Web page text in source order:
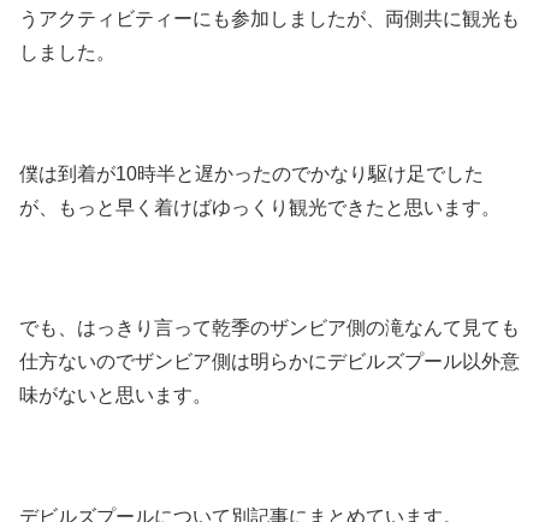
うアクティビティーにも参加しましたが、両側共に観光も
しました。
僕は到着が10時半と遅かったのでかなり駆け足でした
が、もっと早く着けばゆっくり観光できたと思います。
でも、はっきり言って乾季のザンビア側の滝なんて見ても
仕方ないのでザンビア側は明らかにデビルズプール以外意
味がないと思います。
デビルズプールについて別記事にまとめています。